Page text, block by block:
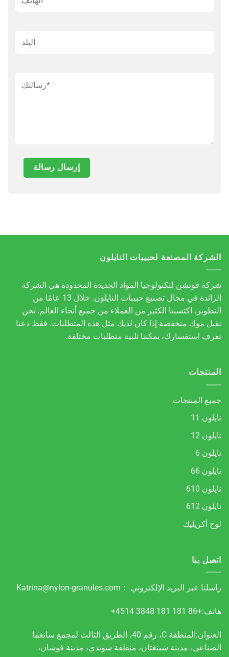
الشركة المصنعة لحبيبات النايلون
شركة فوتشن لتكنولوجيا المواد الجديدة المحدودة هي الشركة
الرائدة في مجال تصنيع حبيبات النايلون. خلال 13 عامًا من
التطوير، اكتسبنا الكثير من العملاء من جميع أنحاء العالم. نحن
نقبل موك منخفضة إذا كان لديك مثل هذه المتطلبات. فقط دعنا
نعرف استفسارك، يمكننا تلبية متطلبات مختلفة.
المنتجات
جميع المنتجات
نايلون 11
نايلون 12
نايلون 6
نايلون 66
نايلون 610
نايلون 612
لوح أكريليك
اتصل بنا
راسلنا عبر البريد الإلكتروني ： Katrina@nylon-granules.com
هاتف:+86 181 181 3848 4514+
العنوان:المنطقة C، رقم 40، الطريق الثالث لمجمع سانغما
الصناعي، مدينة شينغتان، منطقة شوندي، مدينة فوشان،